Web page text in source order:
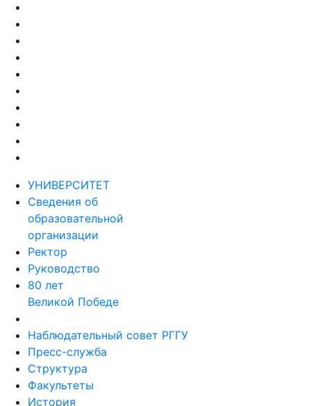
УНИВЕРСИТЕТ
Сведения об
образовательной
организации
Ректор
Руководство
80 лет
Великой Победе
Наблюдательный совет РГГУ
Пресс-служба
Структура
Факультеты
История